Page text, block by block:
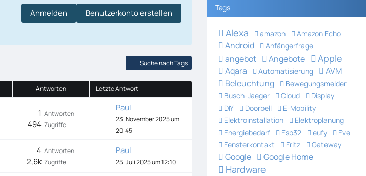
Benutzerkonto erstellen
Anmelden
Suche nach Tags
Antworten Letzte Antwort
Antworten
1
Zugriffe
494
Paul
23. November 2025 um
20:45
Antworten
4
Zugriffe
2,6k
Paul
25. Juli 2025 um 12:10
Tags
Alexa amazon Amazon Echo
Android Anfängerfrage
angebot Angebote Apple
Aqara Automatisierung
AVM
Beleuchtung
Bewegungsmelder
Busch-Jaeger
Cloud
Display
DIY
Doorbell
E-Mobility
Elektroinstallation
Elektroplanung
Energiebedarf
Esp32 eufy
Eve
Fensterkontakt
Fritz Gateway
Google Google Home
Hardware